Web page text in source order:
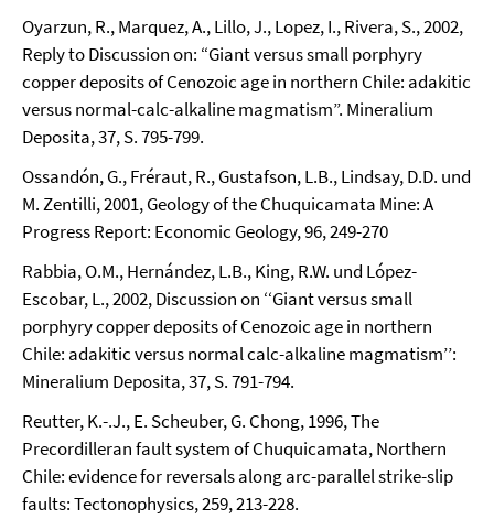
Oyarzun, R., Marquez, A., Lillo, J., Lopez, I., Rivera, S., 2002,
Reply to Discussion on: “Giant versus small porphyry
copper deposits of Cenozoic age in northern Chile: adakitic
versus normal-calc-alkaline magmatism”. Mineralium
Deposita, 37, S. 795-799.
Ossandón, G., Fréraut, R., Gustafson, L.B., Lindsay, D.D. und
M. Zentilli, 2001, Geology of the Chuquicamata Mine: A
Progress Report: Economic Geology, 96, 249-270
Rabbia, O.M., Hernández, L.B., King, R.W. und López-
Escobar, L., 2002, Discussion on ‘‘Giant versus small
porphyry copper deposits of Cenozoic age in northern
Chile: adakitic versus normal calc-alkaline magmatism’’:
Mineralium Deposita, 37, S. 791-794.
Reutter, K.-.J., E. Scheuber, G. Chong, 1996, The
Precordilleran fault system of Chuquicamata, Northern
Chile: evidence for reversals along arc-parallel strike-slip
faults: Tectonophysics, 259, 213-228.